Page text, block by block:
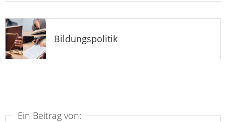
Bildungspolitik
Ein Beitrag von: